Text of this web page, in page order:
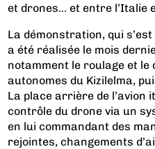
et drones… et entre l’Italie
La démonstration, qui
a été réalisée le mois
notamment le roulage et le
autonomes du Kizilelma,
La place arrière de l’avion
contrôle du drone via un
en lui commandant des
rejointes, changements